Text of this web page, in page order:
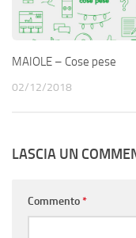
MAIOLE – Cose pese
02/12/2018
LASCIA UN
Commento*